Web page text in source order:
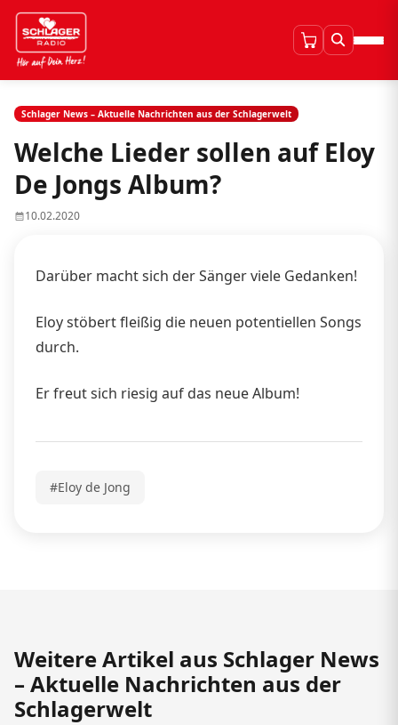
Schlager News – Aktuelle Nachrichten aus der Schlagerwelt
Welche Lieder sollen auf Eloy
De Jongs Album?
10.02.2020
Darüber macht sich der Sänger viele Gedanken!
Eloy stöbert fleißig die neuen potentiellen Songs
durch.
Er freut sich riesig auf das neue Album!
#Eloy de Jong
Weitere Artikel aus Schlager News
– Aktuelle Nachrichten aus der
Schlagerwelt